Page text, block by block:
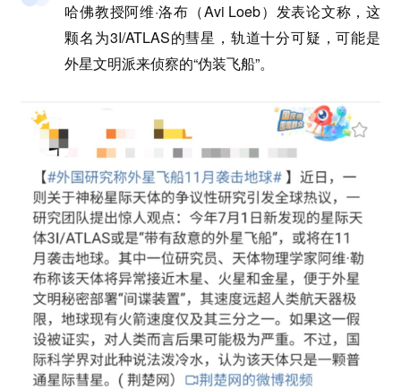
哈佛教授阿维·洛布（Avi Loeb）发表论文称，这
颗名为3I/ATLAS的彗星，轨道十分可疑，可能是
外星文明派来侦察的“伪装飞船”。